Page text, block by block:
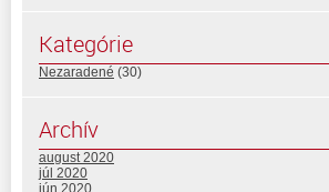
Kategórie
Nezaradené (30)
Archív
august 2020
júl 2020
jún 2020